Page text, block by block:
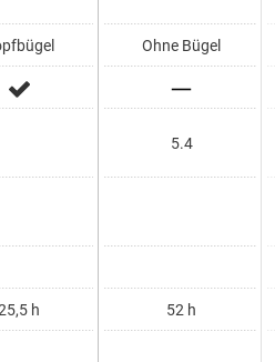
h
Ohne Bügel
5.4
52 h